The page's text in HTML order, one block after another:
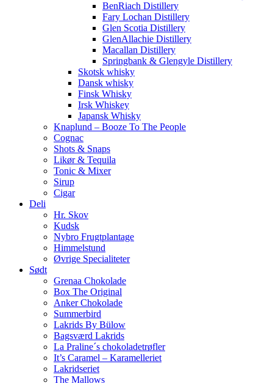
BenRiach Distillery
Fary Lochan Distillery
Glen Scotia Distillery
GlenAllachie Distillery
Macallan Distillery
Springbank & Glengyle Distillery
Skotsk whisky
Dansk whisky
Finsk Whisky
Irsk Whiskey
Japansk Whisky
Knaplund – Booze To The People
Cognac
Shots & Snaps
Likør & Tequila
Tonic & Mixer
Sirup
Cigar
Deli
Hr. Skov
Kudsk
Nybro Frugtplantage
Himmelstund
Øvrige Specialiteter
Sødt
Grenaa Chokolade
Box The Original
Anker Chokolade
Summerbird
Lakrids By Bülow
Bagsværd Lakrids
La Praline´s chokoladetrøfler
It’s Caramel – Karamelleriet
Lakridseriet
The Mallows